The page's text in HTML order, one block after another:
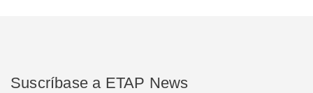
Suscríbase a ETAP News